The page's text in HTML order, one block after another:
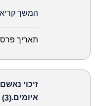
המשך
תאריך
זיכוי
איומים.(3)